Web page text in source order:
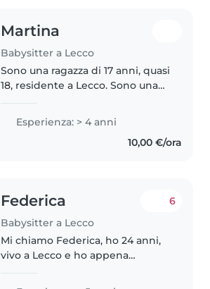
Martina
Babysitter a Lecco
Sono una ragazza di 17 anni, quasi
18, residente a Lecco. Sono una
affidabile, a cui piacciono molto i
bambini. Ho esperienza nella
Esperienza: > 4 anni
10,00 €/ora
Federica
Babysitter a Lecco
6
Mi chiamo Federica, ho 24 anni,
vivo a Lecco e ho appena
studi in accademia come interior